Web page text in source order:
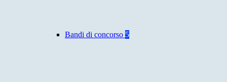
Bandi di concorso 5